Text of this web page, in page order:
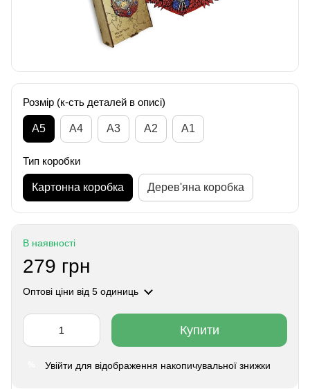
Розмір (к-сть деталей в описі)
А5 А4 A3 A2 A1
Тип коробки
Картонна коробка Дерев'яна коробка
В наявності
279 грн
Оптові ціни від 5 одиниць
Купити
Увійти для відображення накопичувальної знижки